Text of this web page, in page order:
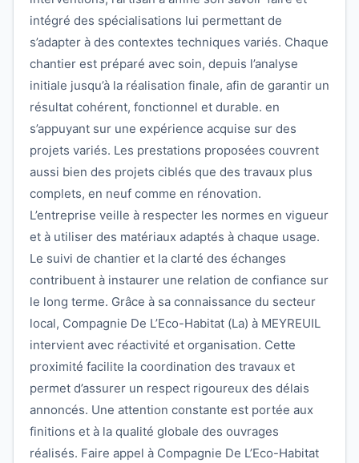
intégré des spécialisations lui permettant de
s’adapter à des contextes techniques variés. Chaque
chantier est préparé avec soin, depuis l’analyse
initiale jusqu’à la réalisation finale, afin de garantir un
résultat cohérent, fonctionnel et durable. en
s’appuyant sur une expérience acquise sur des
projets variés. Les prestations proposées couvrent
aussi bien des projets ciblés que des travaux plus
complets, en neuf comme en rénovation.
L’entreprise veille à respecter les normes en vigueur
et à utiliser des matériaux adaptés à chaque usage.
Le suivi de chantier et la clarté des échanges
contribuent à instaurer une relation de confiance sur
le long terme. Grâce à sa connaissance du secteur
local, Compagnie De L’Eco-Habitat (La) à MEYREUIL
intervient avec réactivité et organisation. Cette
proximité facilite la coordination des travaux et
permet d’assurer un respect rigoureux des délais
annoncés. Une attention constante est portée aux
finitions et à la qualité globale des ouvrages
réalisés. Faire appel à Compagnie De L’Eco-Habitat